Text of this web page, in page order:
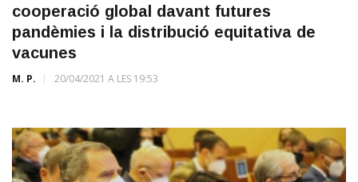
cooperació global davant futures
pandèmies i la distribució equitativa de
vacunes
M. P. 20/04/2021 A LES 19:53